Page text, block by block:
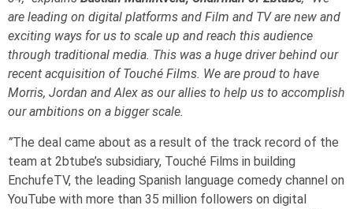
are leading on digital platforms and Film and TV are new and
exciting ways for us to scale up and reach this audience
through traditional media. This was a huge driver behind our
recent acquisition of Touché Films. We are proud to have
Morris, Jordan and Alex as our allies to help us to accomplish
our ambitions on a bigger scale.
”The deal came about as a result of the track record of the
team at 2btube’s subsidiary, Touché Films in building
EnchufeTV, the leading Spanish language comedy channel on
YouTube with more than 35 million followers on digital